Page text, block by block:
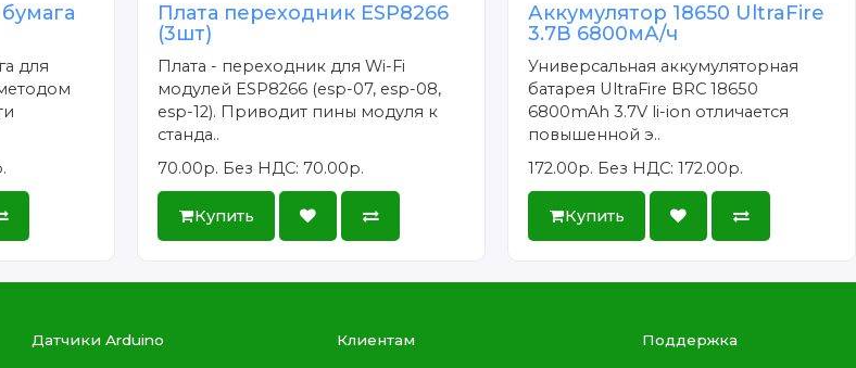
для
Плата переходник ESP8266
(3шт)
Плата - переходник для Wi-Fi
модулей ESP8266 (esp-07, esp-08,
esp-12). Приводит пины модуля к
станда..
70.00р. Без НДС: 70.00р.
Купить
Аккумулятор 18650 UltraFire
3.7В 6800мА/ч
Универсальная аккумуляторная
батарея UltraFire BRC 18650
6800mAh 3.7V li-ion отличается
повышенной э..
172.00р. Без НДС: 172.00р.
Купить
Датчики Arduino Клиентам
Поддержка